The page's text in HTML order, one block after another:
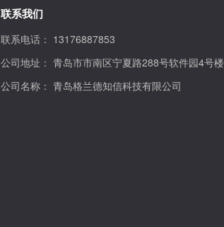
联系我们
联系电话： 13176887853
公司地址： 青岛市市南区宁夏路288号软件园4号楼
公司名称： 青岛格兰德知信科技有限公司